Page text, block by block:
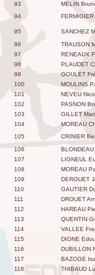
93
MELIN
94
FERMIGIER
95 SANCHEZ
96
TRAUSON
97
RENEAUX
98
PLAUDET
99
GOULET
100
MOULINS
101
NEVEU
102
PASNON
103
GILLET
104
MOREAU
105
CRINIER
106
BLONDEAU
107
LIGNEUL
108
MOREAU
109
DEROUET
110
GAUTIER
111
DROUET
112
HAREAU
113
QUENTIN
114
VALLEE
115
DIONE
116
DUBILLON
117
BAZOGE
118
THIBAUD